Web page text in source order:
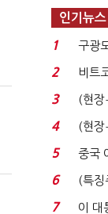
인기뉴스
1
구광
로봇
2
비트
처분'
3
(현장
요"…'
4
(현
빈 매
5
중국
국전
6
(특징
지에
7
이 대